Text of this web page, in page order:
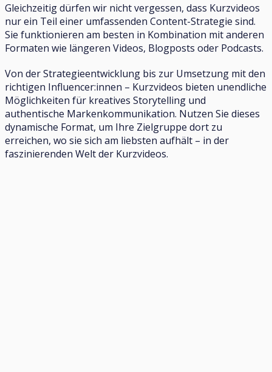
Gleichzeitig dürfen wir nicht vergessen, dass Kurzvideos
nur ein Teil einer umfassenden Content-Strategie sind.
Sie funktionieren am besten in Kombination mit anderen
Formaten wie längeren Videos, Blogposts oder Podcasts.
Von der Strategieentwicklung bis zur Umsetzung mit den
richtigen Influencer:innen – Kurzvideos bieten unendliche
Möglichkeiten für kreatives Storytelling und
authentische Markenkommunikation. Nutzen Sie dieses
dynamische Format, um Ihre Zielgruppe dort zu
erreichen, wo sie sich am liebsten aufhält – in der
faszinierenden Welt der Kurzvideos.